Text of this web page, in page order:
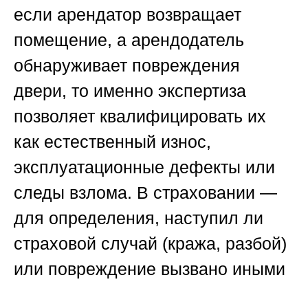
если арендатор возвращает
помещение, а арендодатель
обнаруживает повреждения
двери, то именно экспертиза
позволяет квалифицировать их
как естественный износ,
эксплуатационные дефекты или
следы взлома. В страховании —
для определения, наступил ли
страховой случай (кража, разбой)
или повреждение вызвано иными